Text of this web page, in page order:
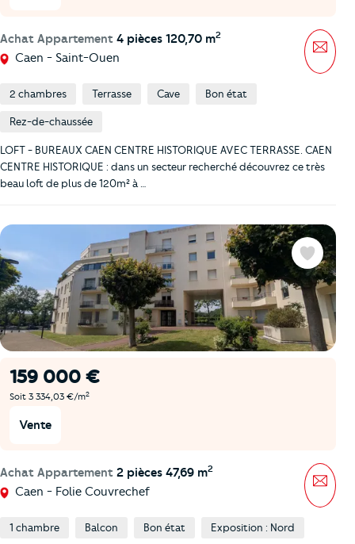
Achat Appartement 4 pièces 120,70 m2
Caen - Saint-Ouen
2 chambres Terrasse Cave Bon état
Rez-de-chaussée
LOFT - BUREAUX CAEN CENTRE HISTORIQUE AVEC TERRASSE. CAEN
CENTRE HISTORIQUE : dans un secteur recherché découvrez ce très
beau loft de plus de 120m² à …
159 000 €
Soit 3 334,03 €/m2
Vente
Achat Appartement 2 pièces 47,69 m2
Caen - Folie Couvrechef
Favoris
1 chambre Balcon Bon état Exposition : Nord